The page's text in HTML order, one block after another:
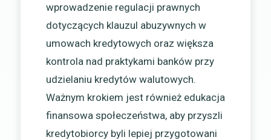
wprowadzenie regulacji prawnych
dotyczących klauzul abuzywnych w
umowach kredytowych oraz większa
kontrola nad praktykami banków przy
udzielaniu kredytów walutowych.
Ważnym krokiem jest również edukacja
finansowa społeczeństwa, aby przyszli
kredytobiorcy byli lepiej przygotowani